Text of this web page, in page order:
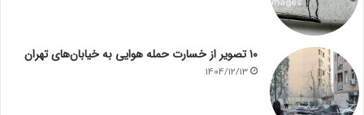
۱۰ تصویر از خسارت حمله هوایی به خیابان‌های تهران
1404/12/13